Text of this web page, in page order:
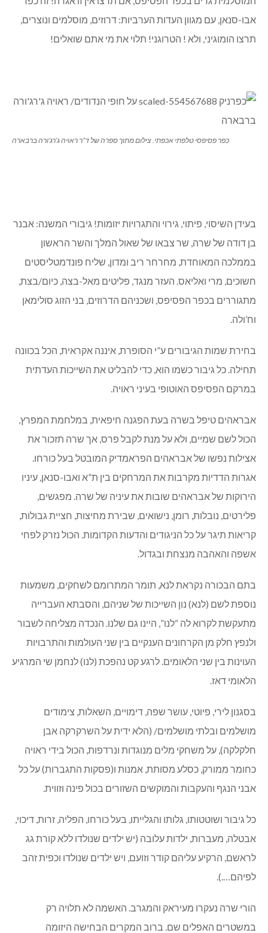
אבו-סנאן, עם מגוון העדות הערביות: דרוזים, מוסלמים ונוצרים,
תרצו הומוגיני, ולא ! הטרוגני! תלוי את מי אתם שואלים!
כפר פסיפסי טלפתי אכפתי. צילום מתוך ספרה של ד”ר ראויה ג’רג’ורה ברבארה
בעידן השיסוי, פיתוי, גירוי והתגרויות יזומות! גיבורי המשנה: אבנר
בן דודה של שרה, שר צבאו של שאול המלך והשר הראשון
בממלכה המאוחדת, מחרחר ריב ומדון, שליח פונדמטליסטים
חשוכים, מרי ואליאס. העזר מנגד, פליטים מאל-בצה, כיום/בצת,
מתגוררים בכפר הפסיפס, ושכניהם הדרוזים, בני הזוג סולימאן
וח’ולה.
בחירת שמות הגיבורים ע”י הסופרת, איננה אקראית, הכל בכוונה
תחילה. כל גיבור כשמו הוא, כדי להבליט את השייכות העדתית
במרקם הפסיפס האוטופי בעיני ראויה.
אבראהים טיפל בשרה בעת הפגנה חיפאית, במלחמת המפרץ,
הכול לשם שמיים, ולא על מנת לקבל פרס, אך שרה תזכור את
אצילות נפשו של אבראהים הפראמדיק המובטל בעל כורחו.
אגרות הדדיות מקרבות את המרחקים בין ת”א ואבו-סנאן, עיניו
הירוקות של אבראהים שובות את עיניה של שרה. מפגשים,
פלירטים, נובלות, רומן, נישואים, שבירת מחיצות, חציית גבולות,
קריאות תיגר על כל הניגודים והדעות הקדומות. הכול נזרק לפחי
אשפה והאהבה מנצחת ובגדול.
בתם הבכורה נקראת לנא, תומר המתרומם לשחקים, משמעות
נוספת לשם (לנא) נון השייכות של שניהם, והסבתא העברייה
מתעקשת לקרוא לה “לנו”, היינו גם שלנו. הנכדה מצליחה לשבור
ולנפץ חלק מן הקרחונים הענקיים בין שני העולמות והתרבויות
העוינות בין שני הלאומים. לרגע קט נהפכת (לנו) לנחמן שי המרגיע
הלאומי דאז.
בסגנון לירי, פיוטי, עושר שפה, דימויים, השאלות, צימודים
מושלמים ובלתי מושלמים/ (הלא ידית על השרקרקה אבן
חלקלקה), על משחקי מלים מנוגדות ונרדפות, הכול בידי ראויה
כחומר ממורק, כסלע מסותת, אמנות ו(פסקות התגברות) על כל
אבני הנגף והעקבות והמוקשים השזורים בכול פינה וזווית.
כל גיבור ושוטטותו, גלותו והגלייתו, בעל כורחו, הפליה, זרות, דיכוי,
אבטלה, מעברות, ילדות עלובה (יש ילדים שנולדו ללא קורת גג
לראשם, הרקיע עליהם קודר וזועם, ויש ילדים שנולדו וכפית זהב
לפיהם….).
הורי שרה נעקרו מעיראק והמגרב. האשמה לא תלויה רק
במשטרים האפלים שם. ברוב המקרים הבחישה היזומה